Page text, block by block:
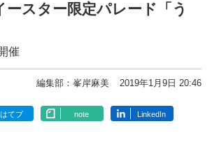
スター限定パレード「う
催
編集部：峯岸麻美 2019年1月9日 20:46
はてブ note LinkedIn